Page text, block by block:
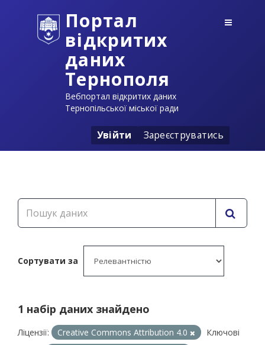
Портал
відкритих
даних
Тернополя
Вебпортал відкритих даних
Тернопільської міської ради
Увійти Зареєструватись
Сортувати за
1 набір даних знайдено
Ліцензії: Creative Commons Attribution 4.0
Ключові